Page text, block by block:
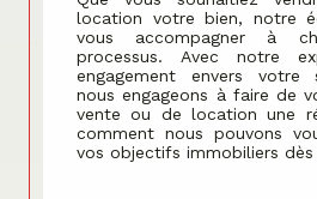
vous accompagner à
processus. Avec notre
engagement envers votre
nous engageons à faire de
vente ou de location une
comment nous pouvons
vos objectifs immobiliers dès